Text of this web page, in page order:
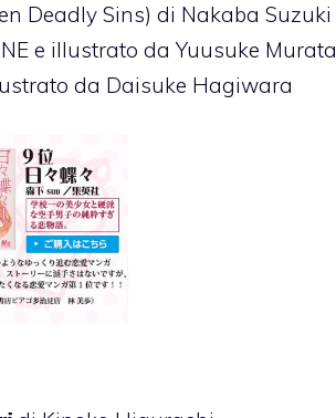
Deadly Sins) di Nakaba Suzuki
e illustrato da Yuusuke Murata
da Daisuke Hagiwara